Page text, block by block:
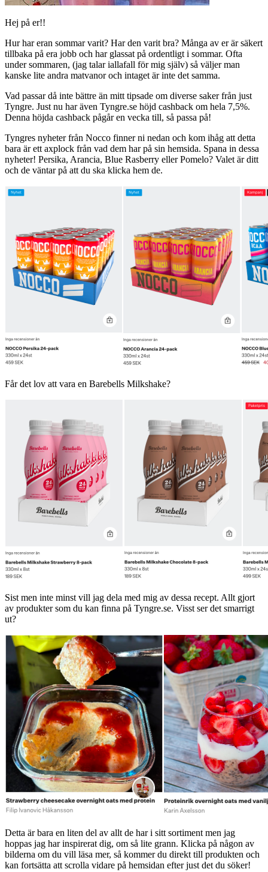
Hej på er!!
Hur har eran sommar varit? Har den varit bra? Många av er är säkert
tillbaka på era jobb och har glassat på ordentligt i sommar. Ofta
under sommaren, (jag talar iallafall för mig själv) så väljer man
kanske lite andra matvanor och intaget är inte det samma.
Vad passar då inte bättre än mitt tipsade om diverse saker från just
Tyngre. Just nu har även Tyngre.se höjd cashback om hela 7,5%.
Denna höjda cashback pågår en vecka till, så passa på!
Tyngres nyheter från Nocco finner ni nedan och kom ihåg att detta
bara är ett axplock från vad dem har på sin hemsida. Spana in dessa
nyheter! Persika, Arancia, Blue Rasberry eller Pomelo? Valet är ditt
och de väntar på att du ska klicka hem de.
Får det lov att vara en Barebells Milkshake?
Sist men inte minst vill jag dela med mig av dessa recept. Allt gjort
av produkter som du kan finna på Tyngre.se. Visst ser det smarrigt
ut?
Detta är bara en liten del av allt de har i sitt sortiment men jag
hoppas jag har inspirerat dig, om så lite grann. Klicka på någon av
bilderna om du vill läsa mer, så kommer du direkt till produkten och
kan fortsätta att scrolla vidare på hemsidan efter just det du söker!